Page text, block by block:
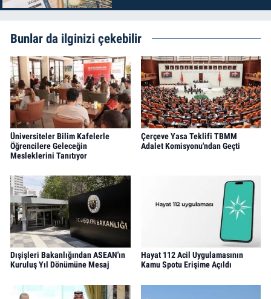
Bunlar da ilginizi çekebilir
Üniversiteler Bilim Kafelerle
Öğrencilere Geleceğin
Mesleklerini Tanıtıyor
Çerçeve Yasa Teklifi TBMM
Adalet Komisyonu'ndan Geçti
Dışişleri Bakanlığından ASEAN'ın
Kuruluş Yıl Dönümüne Mesaj
Hayat 112 Acil Uygulamasının
Kamu Spotu Erişime Açıldı